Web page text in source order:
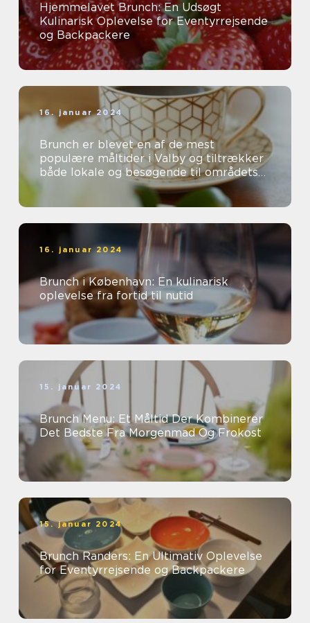
Hjemmelavet Brunch: En Udsøgt
Kulinarisk Oplevelse for Eventyrrejsende
og Backpackere
16. januar 2024
Brunch er blevet en af de mest
populære måltider i Valby og tiltrækker
både lokale og besøgende til områdets
mange charmerende caféer og
16. januar 2024
Brunch i København: En kulinarisk
oplevelse fra fortid til nutid
15. januar 2024
Brunch Menu: Et Måltid Der Kombinerer
Det Bedste Fra Morgenmad Og Frokost
15. januar 2024
Brunch Randers: En Ultimativ Oplevelse
for Eventyrrejsende og Backpackere